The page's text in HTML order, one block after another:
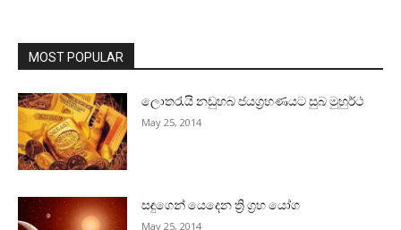
MOST POPULAR
ලොතරැයි නඩුහබ ජයග්‍රහණයට සුබ මුහුර්ථ
May 25, 2014
සඳුගෙන් යෙදෙන ත්‍රි ග්‍රහ යෝග
May 25, 2014